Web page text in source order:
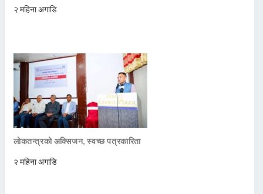
२ महिना अगाडि
लोकतन्त्रको अक्सिजन, स्वच्छ पत्रकारिता
२ महिना अगाडि